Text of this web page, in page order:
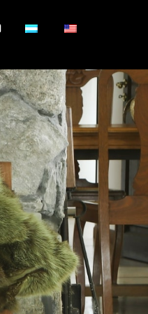
CONTACTO